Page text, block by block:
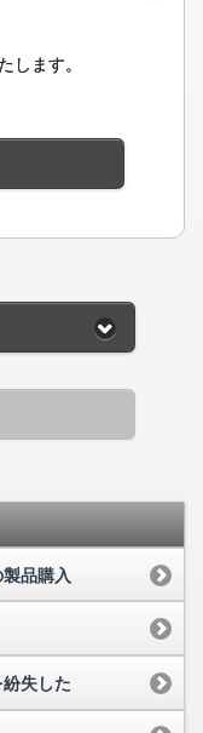
します。
品購入
失した